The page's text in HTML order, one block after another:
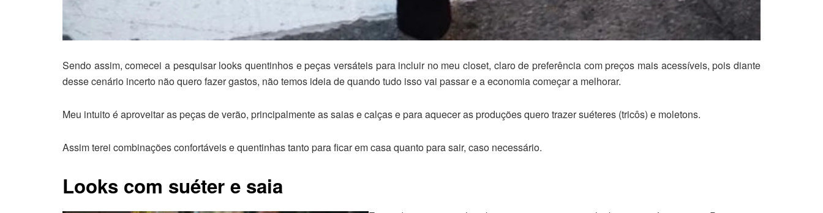
Sendo assim, comecei a pesquisar looks quentinhos e peças versáteis para incluir no meu closet, claro de preferência com preços mais acessíveis, pois diante
desse cenário incerto não quero fazer gastos, não temos ideia de quando tudo isso vai passar e a economia começar a melhorar.
Meu intuito é aproveitar as peças de verão, principalmente as saias e calças e para aquecer as produções quero trazer suéteres (tricôs) e moletons.
Assim terei combinações confortáveis e quentinhas tanto para ficar em casa quanto para sair, caso necessário.
Looks com suéter e saia